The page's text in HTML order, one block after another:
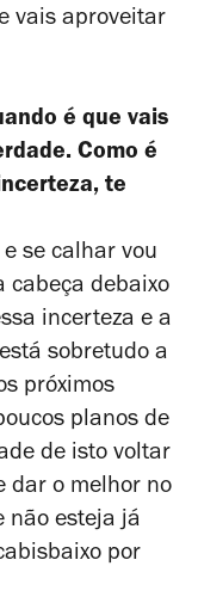
vais aproveitar
é que vais
Como é
te
se calhar vou
cabeça debaixo
incerteza e a
sobretudo a
próximos
planos de
de isto voltar
dar o melhor no
não esteja já
por